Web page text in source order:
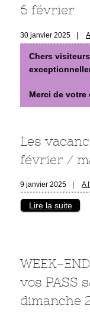
6 février
30 janvier 2025 |
Chers
Merci de votre
Les
février /
9 janvier 2025 | A
Lire la suite
WEEK-
vos PASS
dimanche